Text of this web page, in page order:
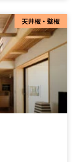
天井板・壁板